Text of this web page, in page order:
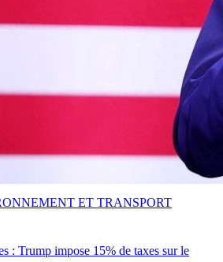
: Trump impose 15% de taxes sur le
ET TRANSPORT